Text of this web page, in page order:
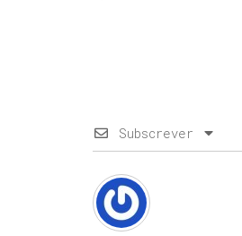
Subscrever